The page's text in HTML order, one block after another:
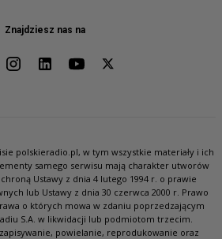
Znajdziesz nas na
polskieradio.pl, w tym wszystkie materiały i ich
samego serwisu mają charakter utworów
Ustawy z dnia 4 lutego 1994 r. o prawie
lub Ustawy z dnia 30 czerwca 2000 r. Prawo
o których mowa w zdaniu poprzedzającym
S.A. w likwidacji lub podmiotom trzecim.
powielanie, reprodukowanie oraz